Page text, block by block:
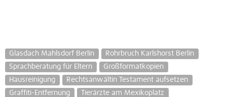
Glasdach Mahlsdorf Berlin
Rohrbruch Karlshorst Berlin
Sprachberatung für Eltern
Großformatkopien
Hausreinigung
Rechtsanwältin Testament aufsetzen
Graffiti-Entfernung
Tierärzte am Mexikoplatz